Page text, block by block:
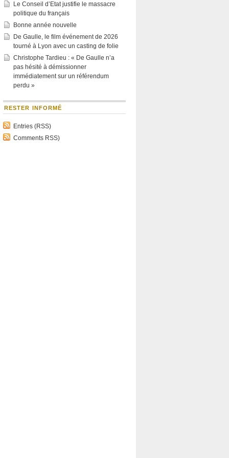
Le Conseil d’Etat justifie le massacre
politique du français
Bonne année nouvelle
De Gaulle, le film événement de 2026
tourné à Lyon avec un casting de folie
Christophe Tardieu : « De Gaulle n’a
pas hésité à démissionner
immédiatement sur un référendum
perdu »
RESTER INFORMÉ
Entries (RSS)
Comments RSS)